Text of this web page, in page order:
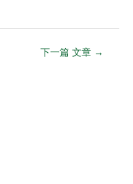
下一篇 文章 →